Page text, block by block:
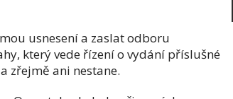
usnesení a zaslat odboru
který vede řízení o vydání příslušné
zřejmě ani nestane.